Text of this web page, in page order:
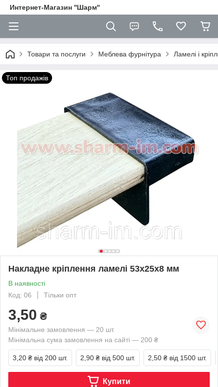
Интернет-Магазин ''Шарм''
Товари та послуги Меблева фурнітура Ламелі і
Топ продажів
Накладне кріплення ламелі 53х25х8 мм
В наявності
Код: 06
Тільки опт
3,50 ₴
Мінімальне замовлення — 20 шт.
Мінімальна сума замовлення на сайті — 200 ₴
3,20 ₴ від 200 шт. 2,90 ₴ від 500 шт. 2,50 ₴ від 1500 шт.
Купити